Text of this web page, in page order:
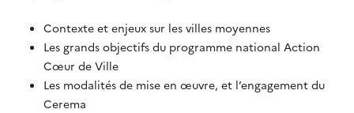
Contexte et enjeux sur les villes moyennes
Les grands objectifs du programme national Action
Cœur de Ville
Les modalités de mise en œuvre, et l’engagement du
Cerema